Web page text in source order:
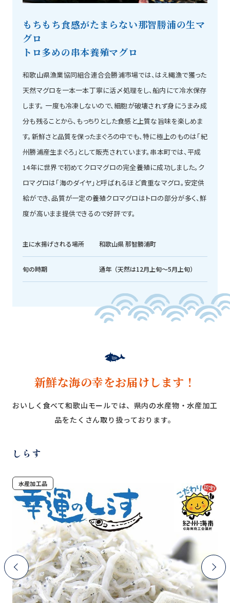
もちもち食感がたまらない那智勝浦の生マ
グロ
トロ多めの串本養殖マグロ
和歌山県漁業協同組合連合会勝浦市場では、はえ縄漁で獲った
天然マグロを一本一本丁寧に活〆処理をし、船内にて冷水保存
します。 一度も冷凍しないので、細胞が破壊されず身にうまみ成
分も残ることから、もっちりとした食感と上質な旨味を楽しめま
す。新鮮さと品質を保ったまぐろの中でも、特に極上のものは「紀
州勝浦産生まぐろ」として販売されています。串本町では、平成
14年に世界で初めてクロマグロの完全養殖に成功しました。ク
ロマグロは「海のダイヤ」と呼ばれるほど貴重なマグロ。安定供
給ができ、品質が一定の養殖クロマグロはトロの部分が多く、鮮
度が高いまま提供できるので好評です。
主に水揚げされる場所 和歌山県 那智勝浦町
旬の時期 通年（天然は12月上旬～5月上旬）
新鮮な海の幸をお届けします！
おいしく食べて和歌山モールでは、県内の水産物・水産加工
品をたくさん取り扱っております。
しらす
水産加工品